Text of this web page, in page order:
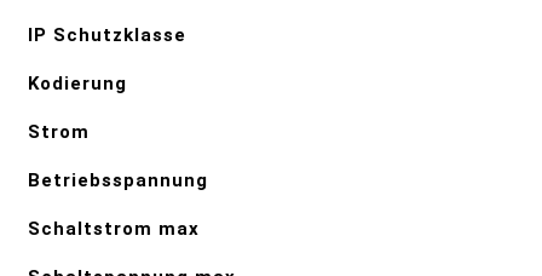
IP Schutzklasse
Kodierung
Strom
Betriebsspannung
Schaltstrom max